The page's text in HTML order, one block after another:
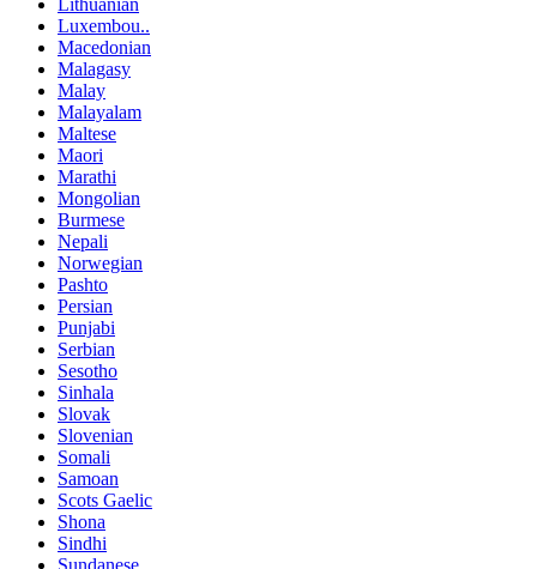
Luxembou..
Macedonian
Malagasy
Malay
Malayalam
Maltese
Maori
Marathi
Mongolian
Burmese
Nepali
Norwegian
Pashto
Persian
Punjabi
Serbian
Sesotho
Sinhala
Slovak
Slovenian
Somali
Samoan
Scots Gaelic
Shona
Sindhi
Sundanese